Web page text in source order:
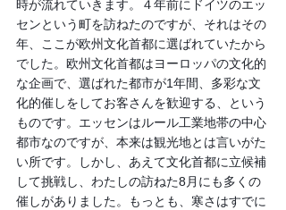
時が流れていきます。４年前にドイツのエッ
センという町を訪ねたのですが、それはその
年、ここが欧州文化首都に選ばれていたから
でした。欧州文化首都はヨーロッパの文化的
な企画で、選ばれた都市が1年間、多彩な文
化的催しをしてお客さんを歓迎する、という
ものです。エッセンはルール工業地帯の中心
都市なのですが、本来は観光地とは言いがた
い所です。しかし、あえて文化首都に立候補
して挑戦し、わたしの訪ねた8月にも多くの
催しがありました。もっとも、寒さはすでに